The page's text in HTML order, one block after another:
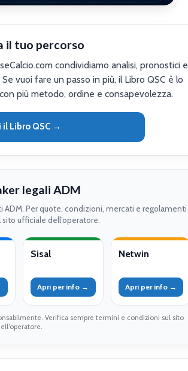
il tuo percorso
condividiamo analisi, pronostici e
vuoi fare un passo in più, il Libro QSC è lo
più metodo, ordine e consapevolezza.
il Libro QSC →
legali ADM
Per quote, condizioni, mercati e regolamenti
ufficiale dell’operatore.
Sisal
Apri per info →
Netwin
Apri per info →
Verifica sempre termini e condizioni sul sito